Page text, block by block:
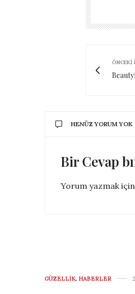
ÖNCEKI
HENÜZ YORUM YOK
Bir Cevap
Yorum yazmak için
GÜZELLIK, HABERLER